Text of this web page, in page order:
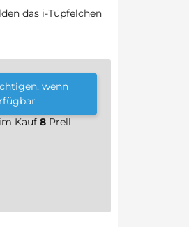
das i-Tüpfelchen
wenn
Kauf 8 Prell